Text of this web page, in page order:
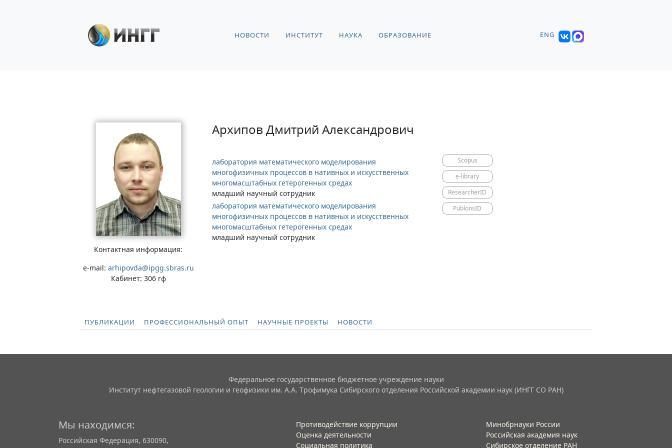
НОВОСТИ ИНСТИТУТ НАУКА ОБРАЗОВАНИЕ ENG
Контактная информация:
e-mail: arhipovda@ipgg.sbras.ru
Кабинет: 306 гф
Архипов Дмитрий Александрович
лаборатория математического моделирования
многофизичных процессов в нативных и искусственных
многомасштабных гетерогенных средах
младший научный сотрудник
лаборатория математического моделирования
многофизичных процессов в нативных и искусственных
многомасштабных гетерогенных средах
младший научный сотрудник
Scopus
e-library
ResearcherID
PublonsID
ПУБЛИКАЦИИ ПРОФЕССИОНАЛЬНЫЙ ОПЫТ НАУЧНЫЕ ПРОЕКТЫ НОВОСТИ
Федеральное государственное бюджетное учреждение науки
Институт нефтегазовой геологии и геофизики им. А.А. Трофимука Сибирского отделения Российской академии наук (ИНГГ СО РАН)
Мы находимся:
Российская Федерация, 630090,
Противодействие коррупции
Оценка деятельности
Социальная политика
Минобрнауки России
Российская академия наук
Сибирское отделение РАН